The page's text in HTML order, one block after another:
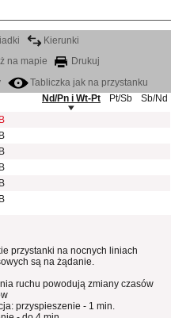
Kierunki
na mapie
Drukuj
Tabliczka jak na przystanku
Nd/Pn i Wt-Pt
Pt/Sb
Sb/Nd
przystanki na nocnych liniach
są na żądanie.
ruchu powodują zmiany czasów
przyspieszenie - 1 min.